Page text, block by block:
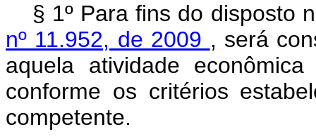
§ 1º Para fins do disposto
nº 11.952, de 2009 , será
aquela atividade
conforme os critérios
competente.